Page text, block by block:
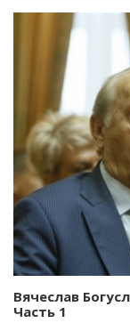
Вячеслав
Часть 1